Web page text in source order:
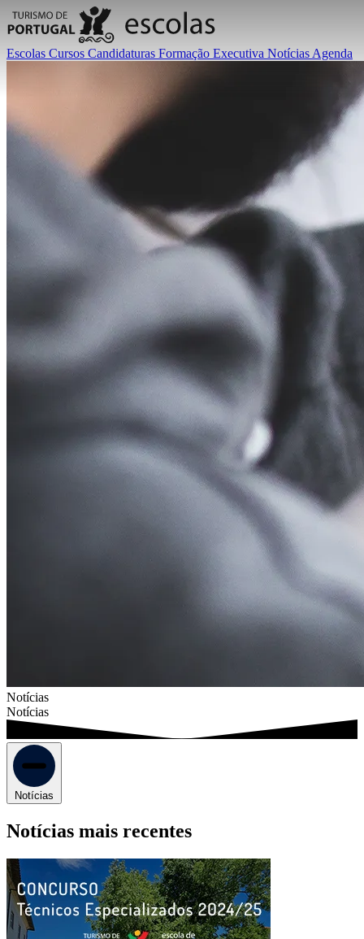
Escolas Cursos Candidaturas Formação Executiva Notícias Agenda
Notícias
Notícias
Notícias
Notícias mais recentes